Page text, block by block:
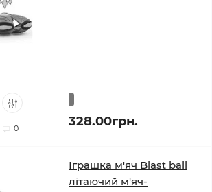
0 328.00грн.
Іграшка м'яч Blast ball
літаючий м'яч-